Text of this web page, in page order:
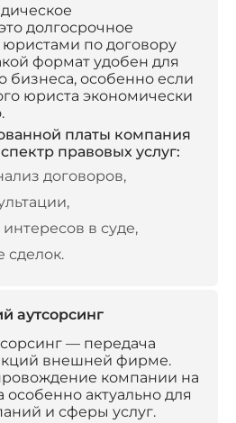
долгосрочное
юристами по договору
формат удобен для
бизнеса, особенно если
юриста экономически
платы компания
правовых услуг:
договоров,
в суде,
сделок.
аутсорсинг
— передача
внешней фирме.
компании на
особенно актуально для
и сферы услуг.